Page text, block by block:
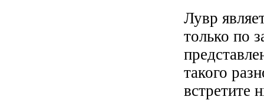
Лувр
только по
такого
встретите